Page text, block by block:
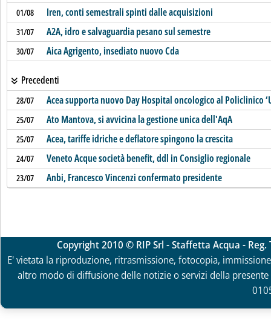
01/08 Iren, conti semestrali spinti dalle acquisizioni
31/07 A2A, idro e salvaguardia pesano sul semestre
30/07 Aica Agrigento, insediato nuovo Cda
Precedenti
28/07 Acea supporta nuovo Day Hospital oncologico al Policlinico
25/07 Ato Mantova, si avvicina la gestione unica dell'AqA
25/07 Acea, tariffe idriche e deflatore spingono la crescita
24/07 Veneto Acque società benefit, ddl in Consiglio regionale
23/07 Anbi, Francesco Vincenzi confermato presidente
Copyright 2010 © RIP Srl - Staffetta Acqua -
E' vietata la riproduzione, ritrasmissione, fotocopia,
altro modo di diffusione delle notizie o servizi della